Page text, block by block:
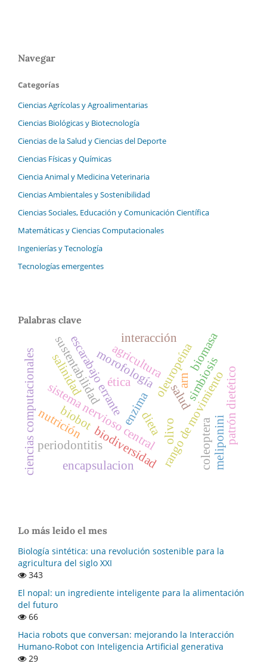
Navegar
Categorías
Ciencias Agrícolas y Agroalimentarias
Ciencias Biológicas y Biotecnología
Ciencias de la Salud y Ciencias del Deporte
Ciencias Físicas y Químicas
Ciencia Animal y Medicina Veterinaria
Ciencias Ambientales y Sostenibilidad
Ciencias Sociales, Educación y Comunicación Científica
Matemáticas y Ciencias Computacionales
Ingenierías y Tecnología
Tecnologías emergentes
Palabras clave
olivo
enzima
oleuropeína
sistema nervioso centralrango de movimiento
escarabajo errante
coleoptera
morofología
biodiversidad
encapsulacion
biobot
salud
dieta patrón dietético
periodontitis
ciencias computacionales agricultura
interacción
nutrición
simbiosis
sustentabilidad
salinidad
meliponini
arn
biomasa
ética
Lo más leido el mes
Biología sintética: una revolución sostenible para la
agricultura del siglo XXI
343
El nopal: un ingrediente inteligente para la alimentación
del futuro
66
Hacia robots que conversan: mejorando la Interacción
Humano-Robot con Inteligencia Artificial generativa
29